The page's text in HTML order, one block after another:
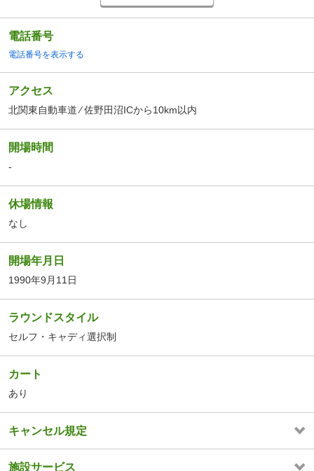
電話番号
電話番号を表示する
アクセス
北関東自動車道 ⁄ 佐野田沼ICから10km以内
開場時間
-
休場情報
なし
開場年月日
1990年9月11日
ラウンドスタイル
セルフ・キャディ選択制
カート
あり
キャンセル規定
施設サービス